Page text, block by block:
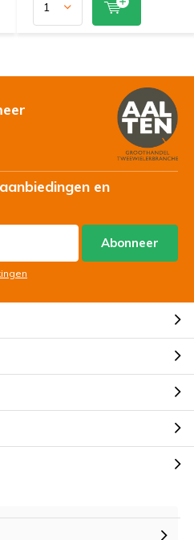
en
Abonneer